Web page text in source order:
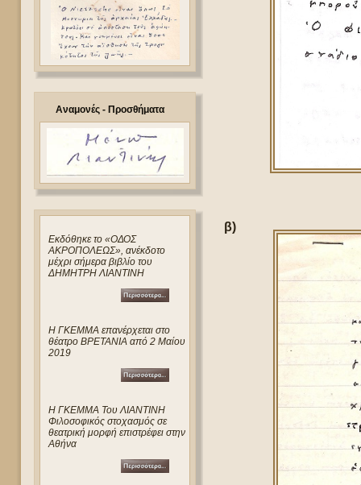
Αναμονές - Προσθήματα
Eκδόθηκε το «ΟΔΟΣ
ΑΚΡΟΠΟΛΕΩΣ», ανέκδοτο
μέχρι σήμερα βιβλίο του
ΔΗΜΗΤΡΗ ΛΙΑΝΤΙΝΗ
Η ΓΚΕΜΜΑ επανέρχεται στο
θέατρο ΒΡΕΤΑΝΙΑ από 2 Μαίου
2019
Η ΓΚΕΜΜΑ Του ΛΙΑΝΤΙΝΗ
Φιλοσοφικός στοχασμός σε
θεατρική μορφή επιστρέφει στην
Αθήνα
β)